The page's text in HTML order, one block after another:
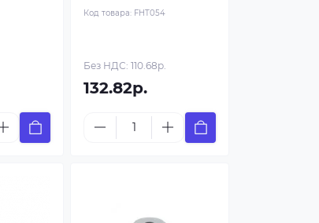
Код товара: FHT054
Без НДС: 110.68р.
132.82р.